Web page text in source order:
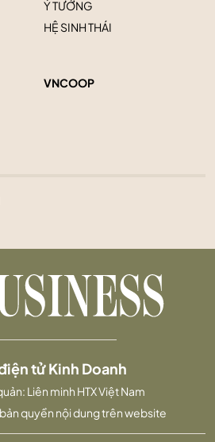
Ý TƯỞNG
HỆ SINH THÁI
VNCOOP
tử Kinh Doanh
Liên minh HTX Việt Nam
quyền nội dung trên website